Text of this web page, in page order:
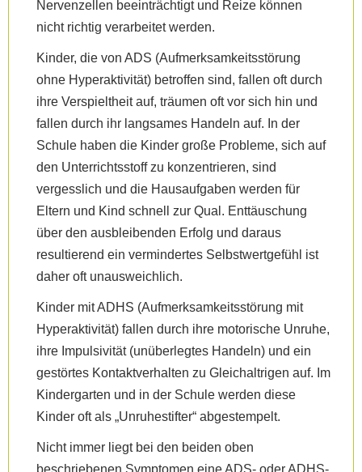
Nervenzellen beeinträchtigt und Reize können
nicht richtig verarbeitet werden.
Kinder, die von ADS (Aufmerksamkeitsstörung
ohne Hyperaktivität) betroffen sind, fallen oft durch
ihre Verspieltheit auf, träumen oft vor sich hin und
fallen durch ihr langsames Handeln auf. In der
Schule haben die Kinder große Probleme, sich auf
den Unterrichtsstoff zu konzentrieren, sind
vergesslich und die Hausaufgaben werden für
Eltern und Kind schnell zur Qual. Enttäuschung
über den ausbleibenden Erfolg und daraus
resultierend ein vermindertes Selbstwertgefühl ist
daher oft unausweichlich.
Kinder mit ADHS (Aufmerksamkeitsstörung mit
Hyperaktivität) fallen durch ihre motorische Unruhe,
ihre Impulsivität (unüberlegtes Handeln) und ein
gestörtes Kontaktverhalten zu Gleichaltrigen auf. Im
Kindergarten und in der Schule werden diese
Kinder oft als „Unruhestifter“ abgestempelt.
Nicht immer liegt bei den beiden oben
beschriebenen Symptomen eine ADS- oder ADHS-